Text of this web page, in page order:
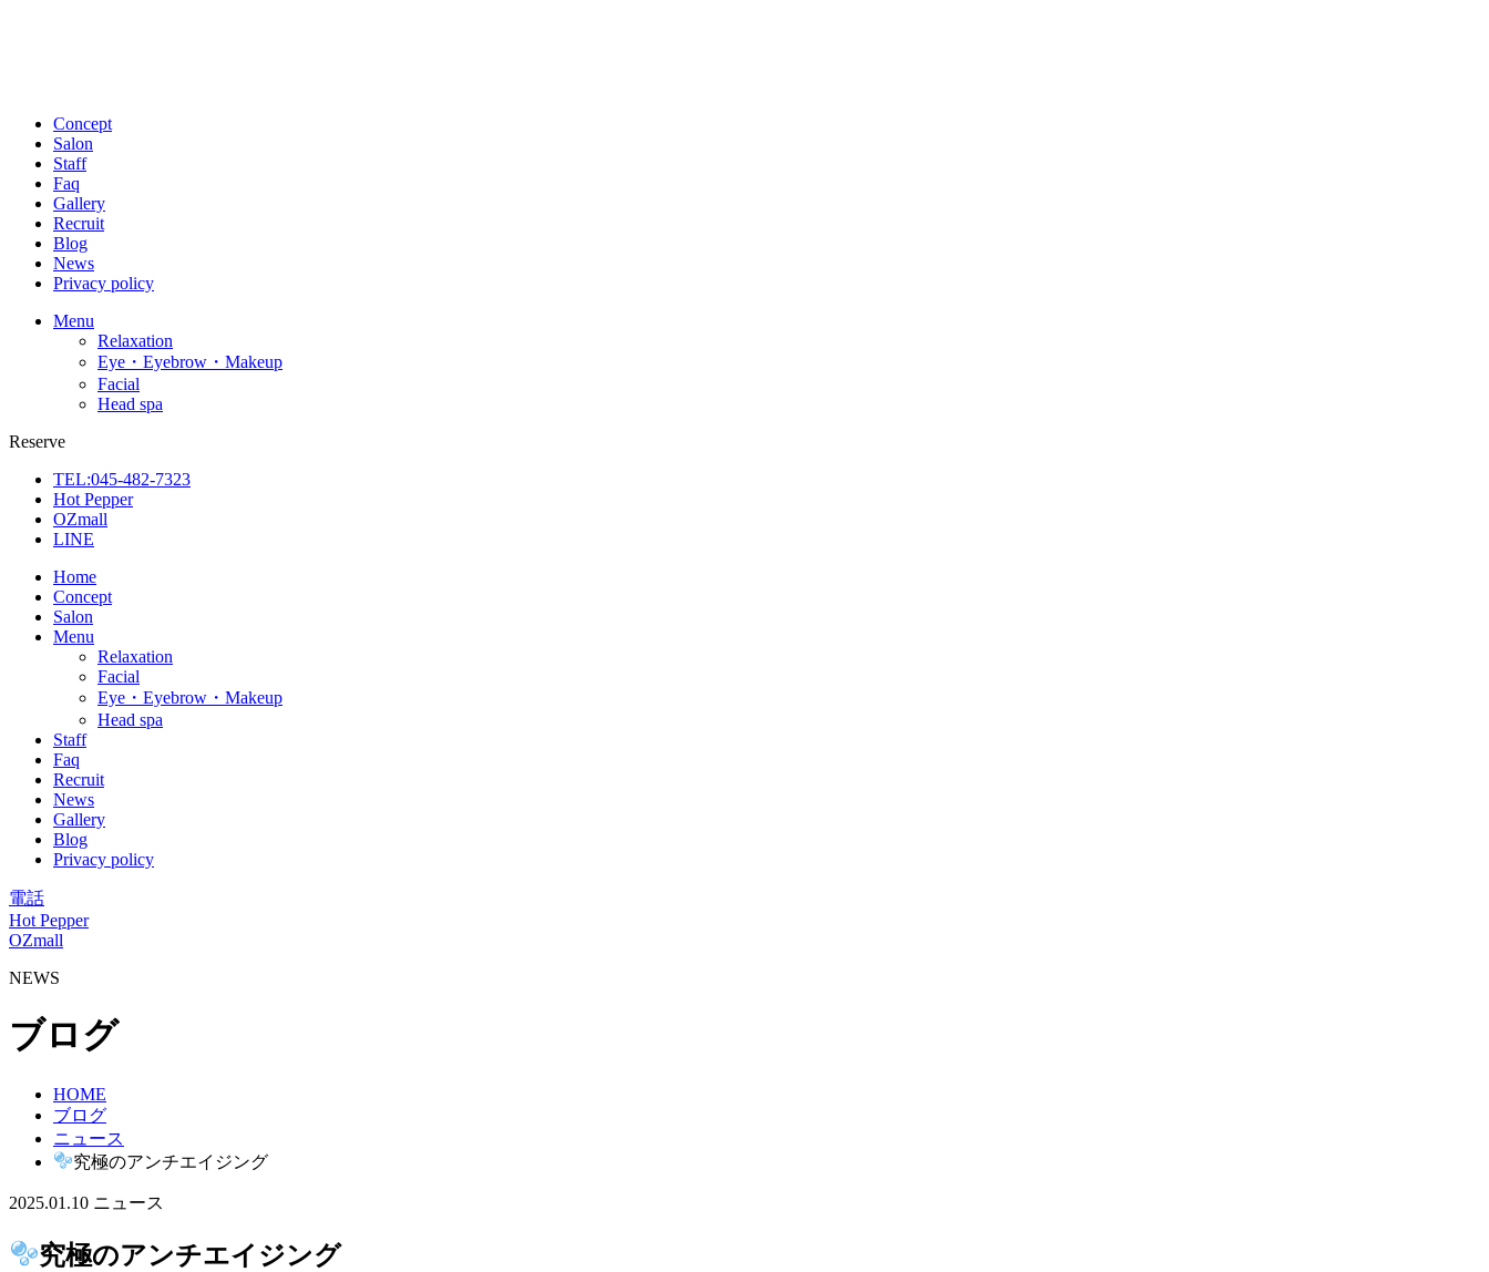
Concept
Salon
Staff
Faq
Gallery
Recruit
Blog
News
Privacy policy
Menu
Relaxation
Eye・Eyebrow・Makeup
Facial
Head spa
Reserve
TEL:045-482-7323
Hot Pepper
OZmall
LINE
Home
Concept
Salon
Menu
Relaxation
Facial
Eye・Eyebrow・Makeup
Head spa
Staff
Faq
Recruit
News
Gallery
Blog
Privacy policy
電話
Hot Pepper
OZmall
NEWS
ブログ
HOME
ブログ
ニュース
究極のアンチエイジング
2025.01.10 ニュース
究極のアンチエイジング